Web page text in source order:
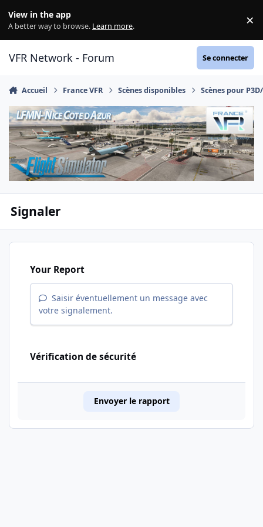
View in the app
A better way to browse. Learn more. ×
VFR Network - Forum Se connecter
Accueil France VFR Scènes disponibles Scènes pour
Signaler
Your Report
Saisir éventuellement un message avec
votre signalement.
Vérification de sécurité
Envoyer le rapport